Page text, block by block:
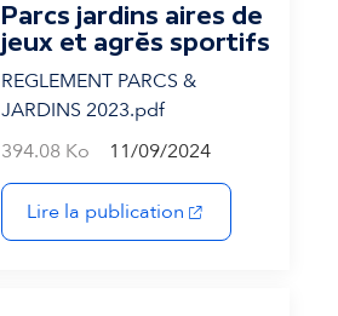
Parcs jardins aires de
jeux et agrès sportifs
REGLEMENT PARCS &
JARDINS 2023.pdf
394.08 Ko
11/09/2024
Lire la publication (s'ouvre dans